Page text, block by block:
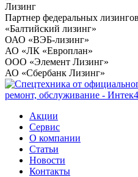
Лизинг
Партнер федеральных
«Балтийский лизинг»
ОАО «ВЭБ-лизинг»
АО «ЛК «Европлан»
ООО «Элемент Лизинг»
АО «Сбербанк Лизинг»
Акции
Сервис
О компании
Статьи
Новости
Контакты